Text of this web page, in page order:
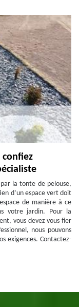
confiez
la tonte de pelouse,
d’un espace vert doit
de manière à ce
votre jardin. Pour la
vous devez vous fier
nous pouvons
exigences. Contactez-